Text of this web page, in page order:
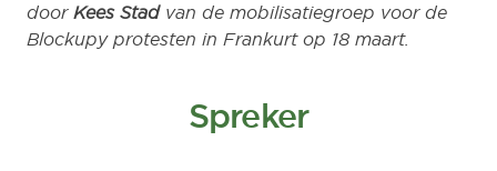
door Kees Stadvan de mobilisatiegroep voor de
Blockupy protesten in Frankurt op 18 maart.
Spreker